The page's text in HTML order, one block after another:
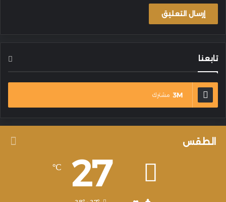
تابعنا
3M مشترك
الطقس
27
℃